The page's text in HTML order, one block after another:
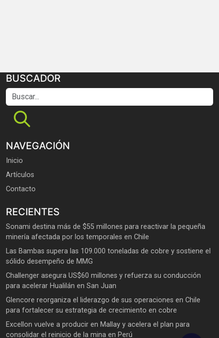
BUSCADOR
Buscar...
NAVEGACIÓN
Inicio
Artículos
Contacto
RECIENTES
Sonami destina más de $55 millones para reactivar la pequeña
minería afectada por los temporales en Chile
Las Bambas supera las 109.000 toneladas de cobre y sostiene el
sólido desempeño de MMG
Challenger asegura US$60 millones y refuerza su conducción
para acelerar Hualilán en San Juan
Glencore reorganiza el liderazgo de sus operaciones en Chile
para fortalecer su estrategia de crecimiento en cobre
Excellon vuelve a producir en Mallay y acelera el plan para
consolidar el reinicio de la mina en Perú